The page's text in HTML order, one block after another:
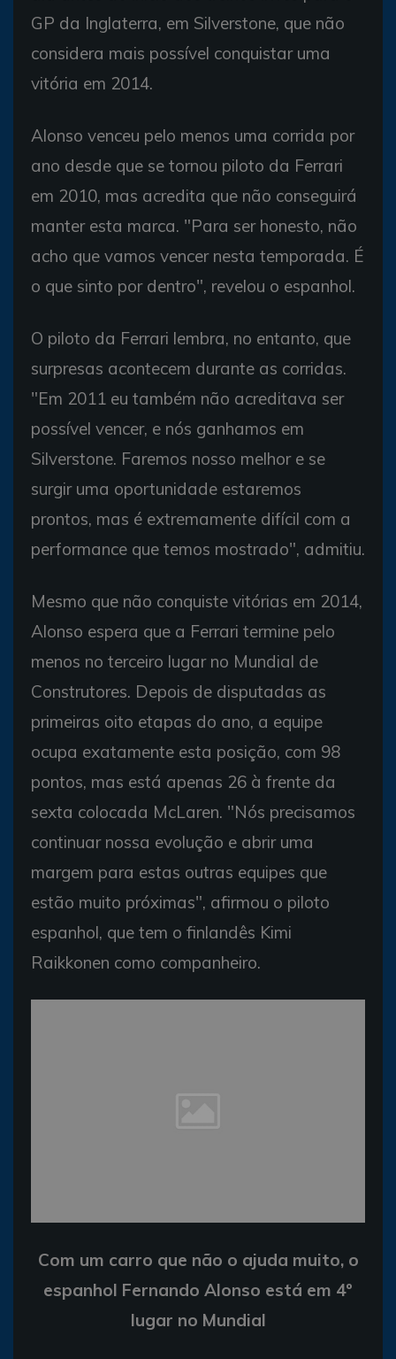
GP da Inglaterra, em Silverstone, que não
considera mais possível conquistar uma
vitória em 2014.
Alonso venceu pelo menos uma corrida por
ano desde que se tornou piloto da Ferrari
em 2010, mas acredita que não conseguirá
manter esta marca. "Para ser honesto, não
acho que vamos vencer nesta temporada. É
o que sinto por dentro", revelou o espanhol.
O piloto da Ferrari lembra, no entanto, que
surpresas acontecem durante as corridas.
"Em 2011 eu também não acreditava ser
possível vencer, e nós ganhamos em
Silverstone. Faremos nosso melhor e se
surgir uma oportunidade estaremos
prontos, mas é extremamente difícil com a
performance que temos mostrado", admitiu.
Mesmo que não conquiste vitórias em 2014,
Alonso espera que a Ferrari termine pelo
menos no terceiro lugar no Mundial de
Construtores. Depois de disputadas as
primeiras oito etapas do ano, a equipe
ocupa exatamente esta posição, com 98
pontos, mas está apenas 26 à frente da
sexta colocada McLaren. "Nós precisamos
continuar nossa evolução e abrir uma
margem para estas outras equipes que
estão muito próximas", afirmou o piloto
espanhol, que tem o finlandês Kimi
Raikkonen como companheiro.
Com um carro que não o ajuda muito, o
espanhol Fernando Alonso está em 4º
lugar no Mundial